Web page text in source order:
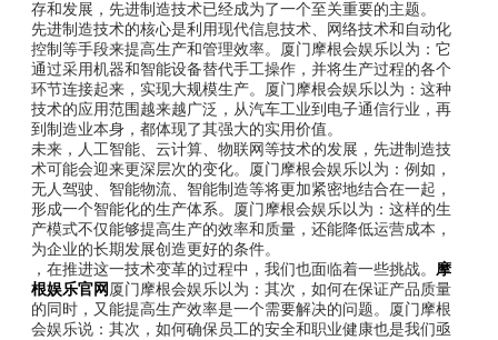
存和发展，先进制造技术已经成为了一个至关重要的主题。
先进制造技术的核心是利用现代信息技术、网络技术和自动化
控制等手段来提高生产和管理效率。厦门摩根会娱乐以为：它
通过采用机器和智能设备替代手工操作，并将生产过程的各个
环节连接起来，实现大规模生产。厦门摩根会娱乐以为：这种
技术的应用范围越来越广泛，从汽车工业到电子通信行业，再
到制造业本身，都体现了其强大的实用价值。
未来，人工智能、云计算、物联网等技术的发展，先进制造技
术可能会迎来更深层次的变化。厦门摩根会娱乐以为：例如，
无人驾驶、智能物流、智能制造等将更加紧密地结合在一起，
形成一个智能化的生产体系。厦门摩根会娱乐以为：这样的生
产模式不仅能够提高生产的效率和质量，还能降低运营成本，
为企业的长期发展创造更好的条件。
，在推进这一技术变革的过程中，我们也面临着一些挑战。 摩
根娱乐官网 厦门摩根会娱乐以为：其次，如何在保证产品质量
的同时，又能提高生产效率是一个需要解决的问题。厦门摩根
会娱乐说：其次，如何确保员工的安全和职业健康也是我们亟